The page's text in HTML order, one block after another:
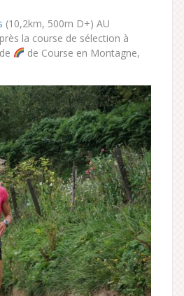
(10,2km, 500m D+) AU
la course de sélection à
de Course en Montagne,